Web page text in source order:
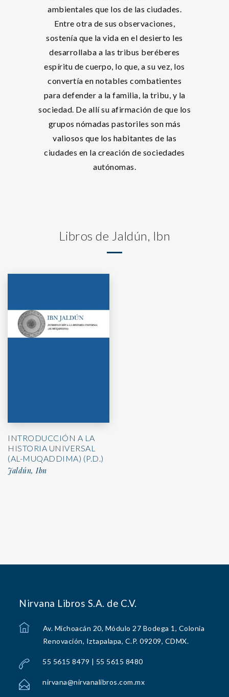
ambientales que los de las ciudades.
Entre otra de sus observaciones,
sostenía que la vida en el desierto les
desarrollaba a las tribus beréberes
espíritu de cuerpo, lo que, a su vez, los
convertía en notables combatientes
para defender a la familia, la tribu, y la
sociedad. De allí su afirmación de que los
grupos nómadas pastoriles son más
valiosos que los habitantes de las
ciudades en la creación de sociedades
autónomas.
Libros de Jaldún, Ibn
INTRODUCCIÓN A LA
HISTORIA UNIVERSAL
(AL-MUQADDIMA) (P.D.)
Jaldún, Ibn
Nirvana Libros S.A. de C.V.
Av. Michoacán 20, Módulo 27 Bodega 1, Colonia
Renovación, Iztapalapa, C.P. 09209, CDMX.
55 5615 8479 | 55 5615 8480
nirvana@nirvanalibros.com.mx